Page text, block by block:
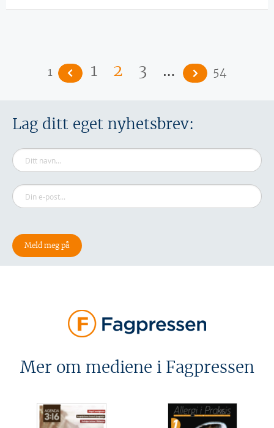
1 1 2 3 … 54
Lag ditt eget nyhetsbrev:
Mer om mediene i Fagpressen